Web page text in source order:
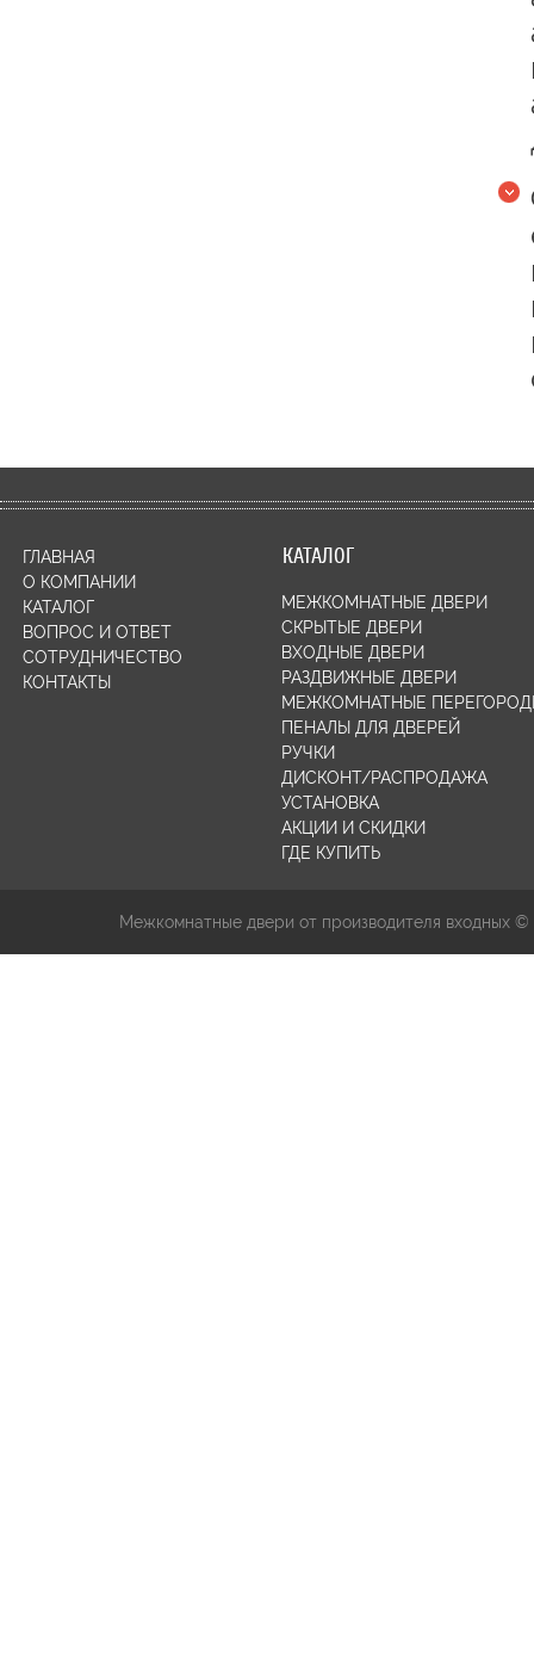
ГЛАВНАЯ
О КОМПАНИИ
КАТАЛОГ
ВОПРОС И ОТВЕТ
СОТРУДНИЧЕСТВО
КОНТАКТЫ
КАТАЛОГ
МЕЖКОМНАТНЫЕ ДВЕРИ
СКРЫТЫЕ ДВЕРИ
ВХОДНЫЕ ДВЕРИ
РАЗДВИЖНЫЕ ДВЕРИ
МЕЖКОМНАТНЫЕ
ПЕНАЛЫ ДЛЯ ДВЕРЕЙ
РУЧКИ
ДИСКОНТ/РАСПРОДАЖА
УСТАНОВКА
АКЦИИ И СКИДКИ
ГДЕ КУПИТЬ
Межкомнатные двери от производителя входных